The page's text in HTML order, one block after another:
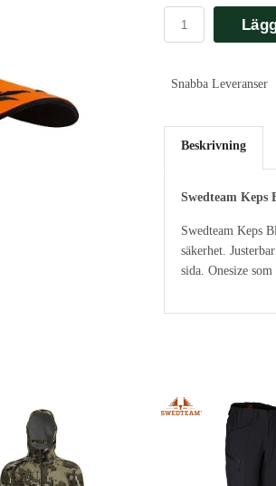
Snabba
Beskrivning
Swedteam Keps
Swedteam Keps
säkerhet.
sida. Onesize